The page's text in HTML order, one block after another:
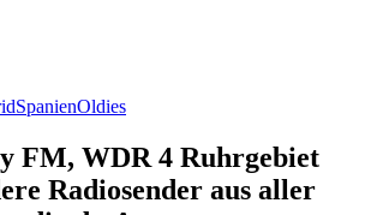
SpanienOldies
FM, WDR 4 Ruhrgebiet
Radiosender aus aller